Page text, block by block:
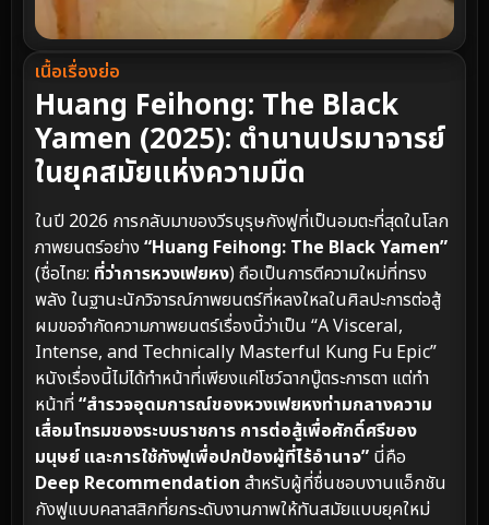
เนื้อเรื่องย่อ
Huang Feihong: The Black
Yamen (2025): ตำนานปรมาจารย์
ในยุคสมัยแห่งความมืด
ในปี 2026 การกลับมาของวีรบุรุษกังฟูที่เป็นอมตะที่สุดในโลก
ภาพยนตร์อย่าง “Huang Feihong: The Black Yamen”
(ชื่อไทย: ที่ว่าการหวงเฟยหง) ถือเป็นการตีความใหม่ที่ทรง
พลัง ในฐานะนักวิจารณ์ภาพยนตร์ที่หลงใหลในศิลปะการต่อสู้
ผมขอจำกัดความภาพยนตร์เรื่องนี้ว่าเป็น “A Visceral,
Intense, and Technically Masterful Kung Fu Epic”
หนังเรื่องนี้ไม่ได้ทำหน้าที่เพียงแค่โชว์ฉากบู๊ตระการตา แต่ทำ
หน้าที่“สำรวจอุดมการณ์ของหวงเฟยหงท่ามกลางความ
เสื่อมโทรมของระบบราชการ การต่อสู้เพื่อศักดิ์ศรีของ
มนุษย์ และการใช้กังฟูเพื่อปกป้องผู้ที่ไร้อำนาจ” นี่คือ
Deep Recommendation สำหรับผู้ที่ชื่นชอบงานแอ็กชัน
กังฟูแบบคลาสสิกที่ยกระดับงานภาพให้ทันสมัยแบบยุคใหม่